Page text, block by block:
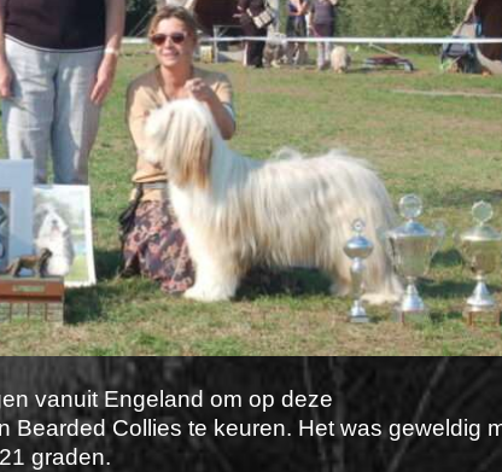
vanuit Engeland om op deze
Collies te keuren. Het was geweldig
graden.